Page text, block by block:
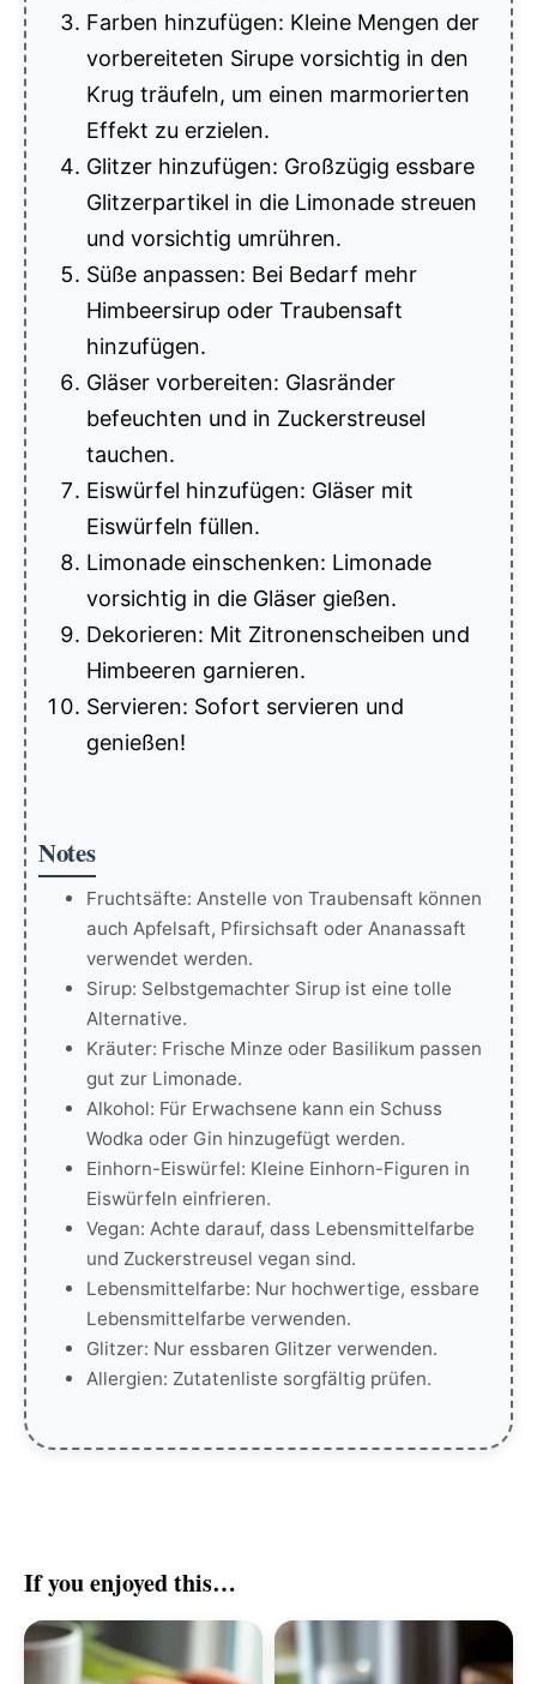
Farben hinzufügen: Kleine Mengen der
vorbereiteten Sirupe vorsichtig in den
Krug träufeln, um einen marmorierten
Effekt zu erzielen.
Glitzer hinzufügen: Großzügig essbare
Glitzerpartikel in die Limonade streuen
und vorsichtig umrühren.
Süße anpassen: Bei Bedarf mehr
Himbeersirup oder Traubensaft
hinzufügen.
Gläser vorbereiten: Glasränder
befeuchten und in Zuckerstreusel
tauchen.
Eiswürfel hinzufügen: Gläser mit
Eiswürfeln füllen.
Limonade einschenken: Limonade
vorsichtig in die Gläser gießen.
Dekorieren: Mit Zitronenscheiben und
Himbeeren garnieren.
Servieren: Sofort servieren und
genießen!
Notes
Fruchtsäfte: Anstelle von Traubensaft können
auch Apfelsaft, Pfirsichsaft oder Ananassaft
verwendet werden.
Sirup: Selbstgemachter Sirup ist eine tolle
Alternative.
Kräuter: Frische Minze oder Basilikum passen
gut zur Limonade.
Alkohol: Für Erwachsene kann ein Schuss
Wodka oder Gin hinzugefügt werden.
Einhorn-Eiswürfel: Kleine Einhorn-Figuren in
Eiswürfeln einfrieren.
Vegan: Achte darauf, dass Lebensmittelfarbe
und Zuckerstreusel vegan sind.
Lebensmittelfarbe: Nur hochwertige, essbare
Lebensmittelfarbe verwenden.
Glitzer: Nur essbaren Glitzer verwenden.
Allergien: Zutatenliste sorgfältig prüfen.
If you enjoyed this…